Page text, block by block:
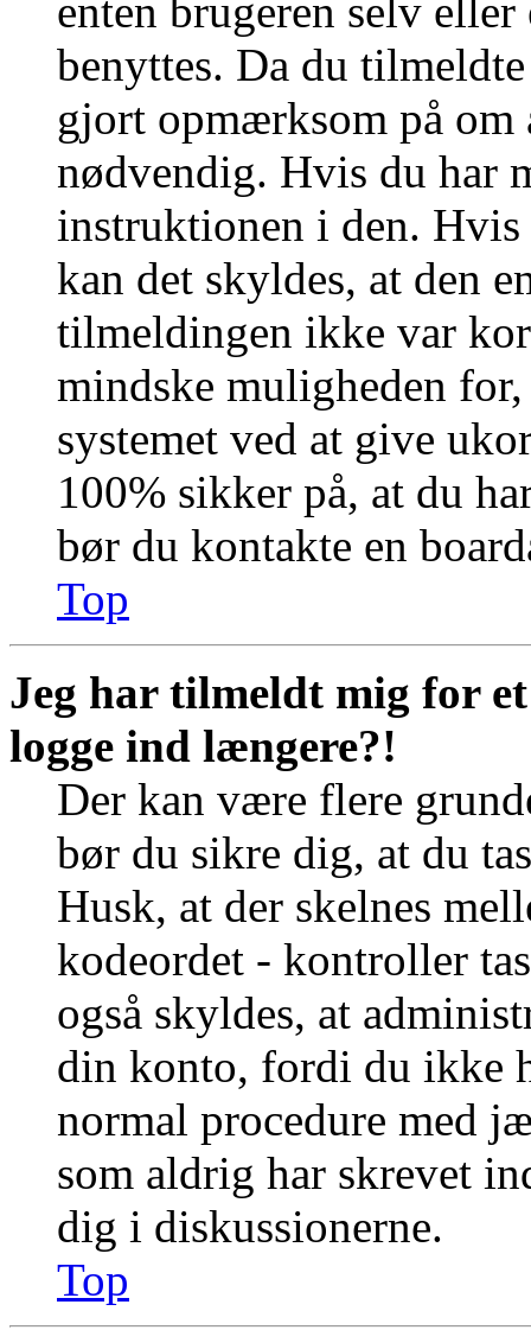
enten brugeren selv
benyttes. Da du
gjort opmærksom på
nødvendig. Hvis du har
instruktionen i den.
kan det skyldes, at den
tilmeldingen ikke var
mindske muligheden
systemet ved at give
100% sikker på, at du
bør du kontakte en
Top
Jeg har tilmeldt mig for
logge ind længere?!
Der kan være flere
bør du sikre dig, at du
Husk, at der skelnes
kodeordet - kontroller
også skyldes, at
din konto, fordi du ikke
normal procedure med
som aldrig har skrevet
dig i diskussionerne.
Top